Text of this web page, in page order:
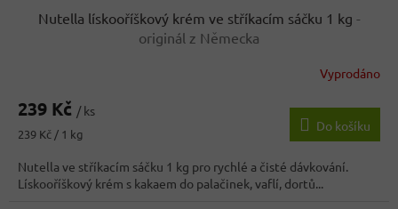
Nutella lískooříškový krém ve stříkacím sáčku 1 kg -
originál z Německa
Vyprodáno
239 Kč / ks
Měrná
239 Kč / 1 kg
Do košíku
Nutella ve stříkacím sáčku 1 kg pro rychlé a čisté dávkování.
Lískooříškový krém s kakaem do palačinek, vaflí, dortů...